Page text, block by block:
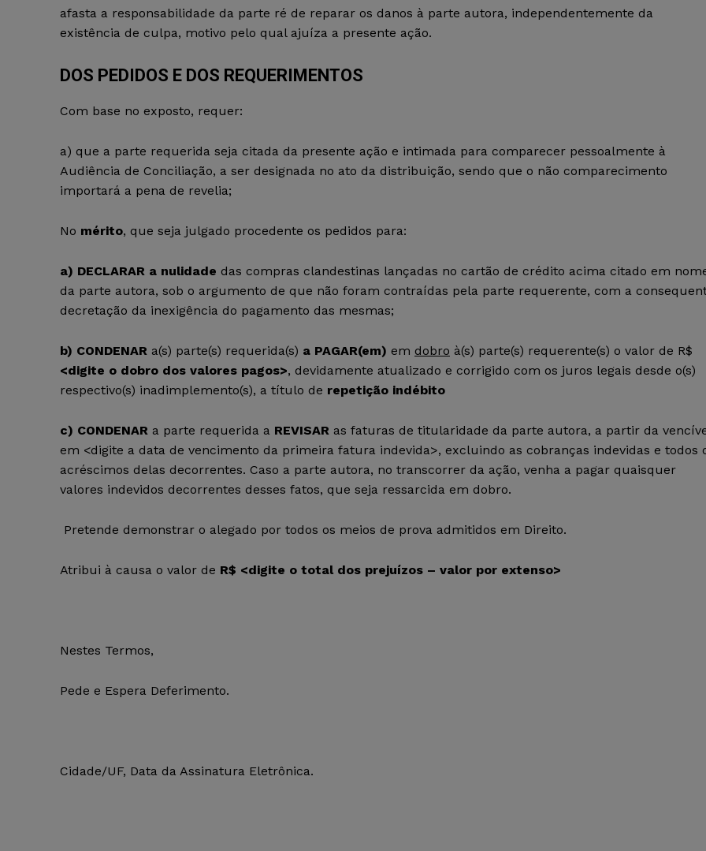
afasta a responsabilidade da parte ré de reparar os danos à parte autora, independentemente da
existência de culpa, motivo pelo qual ajuíza a presente ação.
DOS PEDIDOS E DOS REQUERIMENTOS
Com base no exposto, requer:
a) que a parte requerida seja citada da presente ação e intimada para comparecer pessoalmente à
Audiência de Conciliação, a ser designada no ato da distribuição, sendo que o não comparecimento
importará a pena de revelia;
No mérito, que seja julgado procedente os pedidos para:
a) DECLARAR a nulidade das compras clandestinas lançadas no cartão de crédito acima citado em
da parte autora, sob o argumento de que não foram contraídas pela parte requerente, com a
decretação da inexigência do pagamento das mesmas;
b) CONDENAR a(s) parte(s) requerida(s) a PAGAR(em) em dobro à(s) parte(s) requerente(s) o valor de R$
<digite o dobro dos valores pagos>, devidamente atualizado e corrigido com os juros legais desde o(s)
respectivo(s) inadimplemento(s), a título de repetição indébito
c) CONDENAR a parte requerida a REVISAR as faturas de titularidade da parte autora, a partir da
em <digite a data de vencimento da primeira fatura indevida>, excluindo as cobranças indevidas e todos
acréscimos delas decorrentes. Caso a parte autora, no transcorrer da ação, venha a pagar quaisquer
valores indevidos decorrentes desses fatos, que seja ressarcida em dobro.
Pretende demonstrar o alegado por todos os meios de prova admitidos em Direito.
Atribui à causa o valor de R$ <digite o total dos prejuízos – valor por extenso>
Nestes Termos,
Pede e Espera Deferimento.
Cidade/UF, Data da Assinatura Eletrônica.